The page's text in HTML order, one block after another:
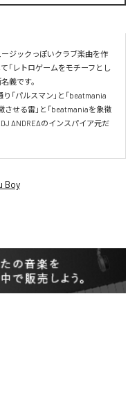
ジックっぽいクラブ楽曲を作
「レトロゲームをモチーフとし
義です。
「パルスマン」と「beatmania
させる雷」と「beatmaniaを象徴
ANDREAのインスパイア元だ
Boy